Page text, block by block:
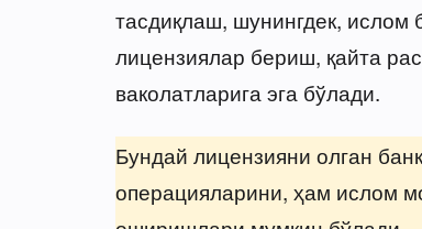
тасдиқлаш, шунингдек,
лицензиялар бериш, қайта
ваколатларига эга бўлади.
Бундай лицензияни олган
операцияларини, ҳам ислом